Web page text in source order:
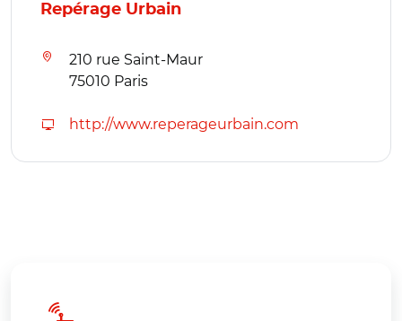
Repérage Urbain
210 rue Saint-Maur
75010 Paris
http://www.reperageurbain.com